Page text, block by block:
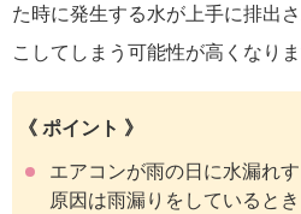
た時に発生する水が上手に排出
こしてしまう可能性が高くなりま
《 ポイント 》
エアコンが雨の日に水漏れ
原因は雨漏りをしていると